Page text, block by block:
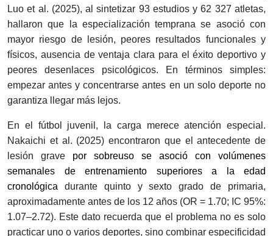
Luo et al. (2025), al sintetizar 93 estudios y 62 327 atletas,
hallaron que la especialización temprana se asoció con
mayor riesgo de lesión, peores resultados funcionales y
físicos, ausencia de ventaja clara para el éxito deportivo y
peores desenlaces psicológicos. En términos simples:
empezar antes y concentrarse antes en un solo deporte no
garantiza llegar más lejos.
En el fútbol juvenil, la carga merece atención especial.
Nakaichi et al. (2025) encontraron que el antecedente de
lesión grave por sobreuso se asoció con volúmenes
semanales de entrenamiento superiores a la edad
cronológica durante quinto y sexto grado de primaria,
aproximadamente antes de los 12 años (OR = 1.70; IC 95%:
1.07–2.72). Este dato recuerda que el problema no es solo
practicar uno o varios deportes, sino combinar especificidad